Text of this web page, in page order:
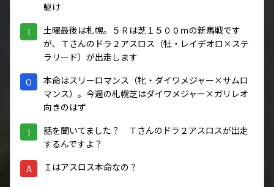
駆け
I
土曜最後は札幌。５Ｒは芝１５００ｍの新馬戦です
が、Ｔさんのドラ２アスロス（牡・レイデオロ×ステ
ラリード）が出走します
O
本命はスリーロマンス（牝・ダイワメジャー×サムロ
マンス）。今週の札幌芝はダイワメジャー×ガリレオ
向きのはず
I
話を聞いてました？ Ｔさんのドラ２アスロスが出走
するんですよ？
A Ｉはアスロス本命なの？